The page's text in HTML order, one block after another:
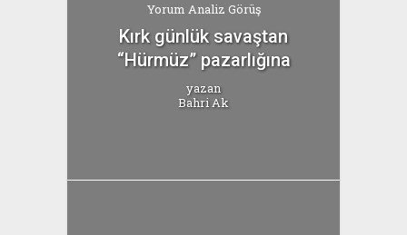
Yorum Analiz Görüş
Kırk günlük savaştan
“Hürmüz” pazarlığına
yazan
Bahri Ak